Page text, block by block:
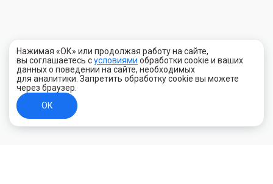
Нажимая «ОК» или продолжая работу на сайте,
вы соглашаетесь сусловиями обработки cookie и ваших
данных о поведении на сайте, необходимых
для аналитики. Запретить обработку cookie вы можете
через браузер.
ОК